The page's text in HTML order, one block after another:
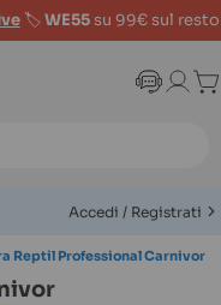
🏷️WE55su 99€ sul resto
Accedi / Registrati
Reptil Professional Carnivor